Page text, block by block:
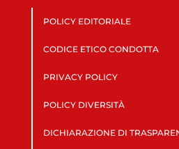
POLICY EDITORIALE
CODICE ETICO CONDOTTA
PRIVACY POLICY
POLICY DIVERSITÀ
DICHIARAZIONE DI